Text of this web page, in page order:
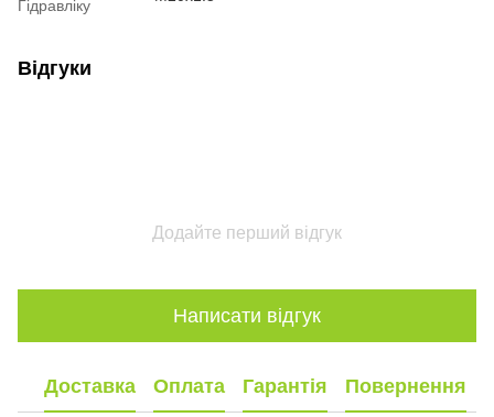
Гідравліку
Відгуки
Додайте перший відгук
Написати відгук
Доставка Оплата Гарантія Повернення